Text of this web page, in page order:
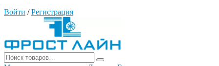
Войти / Регистрация